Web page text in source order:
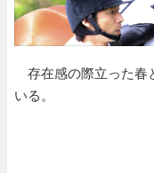
存在感の際立った春
いる。